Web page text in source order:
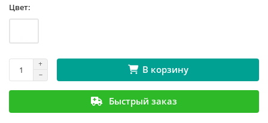
Цвет:
В корзину
Быстрый заказ